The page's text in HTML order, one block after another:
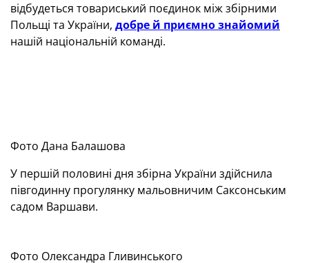
відбудеться товариський поєдинок між збірними
Польщі та України, добре й приємно знайомий
нашій національній команді.
Фото Дана Балашова
У першій половині дня збірна України здійснила
півгодинну прогулянку мальовничим Саксонським
садом Варшави.
Фото Олександра Гливинського